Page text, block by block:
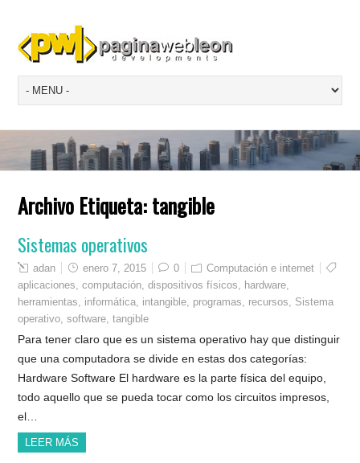
Archivo Etiqueta:tangible
Sistemas operativos
adan enero 7, 2015 0
Computación e internet
aplicaciones ,computación ,dispositivos físicos hardware
herramientas
informática intangible programas recursos
Sistema
operativo ,software ,tangible
Para tener claro que es un sistema operativo hay que distinguir
que una computadora se divide en estas dos categorías:
Hardware Software El hardware es la parte física del equipo,
todo aquello que se pueda tocar como los circuitos impresos,
el…
LEER MÁS